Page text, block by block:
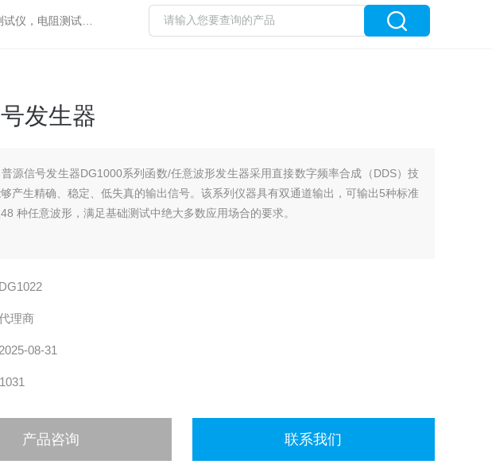
试仪，数据采集仪
发生器
普源信号发生器DG1000系列函数/任意波形发生器采用直接数字频率合成（DDS）技
产生精确、稳定、低失真的输出信号。该系列仪器具有双通道输出，可输出5种标准
种任意波形，满足基础测试中绝大多数应用场合的要求。
DG1022
理商
2025-08-31
1031
产品咨询 联系我们